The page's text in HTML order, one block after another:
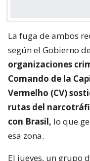
La fuga de ambos
según el Gobierno
organizaciones
Comando de la
Vermelho (CV)
rutas del
con Brasil, lo que
esa zona.
El jueves, un grupo